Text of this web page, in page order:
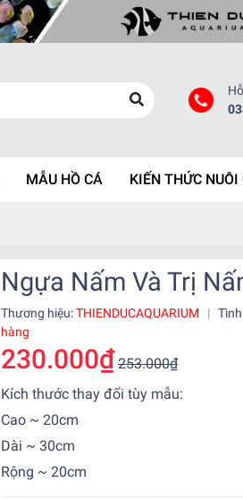
MẪU HỒ CÁ KIẾN THỨC NUÔI
Ngựa Nấm Và Trị
Thương hiệu:THIENDUCAQUARIUM |
hàng
230.000₫ 253.000₫
Kích thước thay đổi tùy mẫu:
Cao ~ 20cm
Dài ~ 30cm
Rộng ~ 20cm